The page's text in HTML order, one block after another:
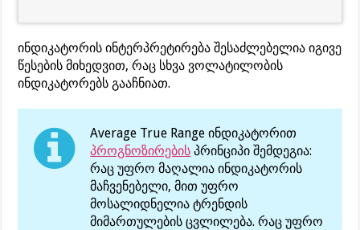
ინდიკატორის ინტერპრეტირება შესაძლებელია იგივე
წესების მიხედვით, რაც სხვა ვოლატილობის
ინდიკატორებს გააჩნიათ.
Average True Range ინდიკატორით
პროგნოზირების პრინციპი შემდეგია:
რაც უფრო მაღალია ინდიკატორის
მაჩვენებელი, მით უფრო
მოსალიდნელია ტრენდის
მიმართულების ცვლილება. რაც უფრო